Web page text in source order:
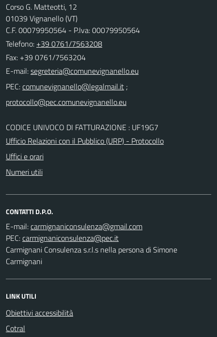
Corso G. Matteotti, 12
01039 Vignanello (VT)
C.F. 00079950564 - P.Iva: 00079950564
Telefono: +39 0761/7563208
Fax: +39 0761/7563204
E-mail:
PEC:
;
CODICE UNIVOCO DI FATTURAZIONE : UF19G7
Ufficio Relazioni con il Pubblico (URP) - Protocollo
Uffici e orari
Numeri utili
CONTATTI D.P.O.
E-mail:
PEC:
Carmignani Consulenza s.r.l.s nella persona di Simone
Carmignani
LINK UTILI
Obiettivi accessibilità
Cotral